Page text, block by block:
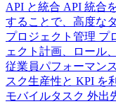
API と統合 API 統合
することで、高度な
プロジェクト管理 プ
ェクト計画、ロール
従業員パフォーマンス
スク生産性と KPI を
モバイルタスク 外出